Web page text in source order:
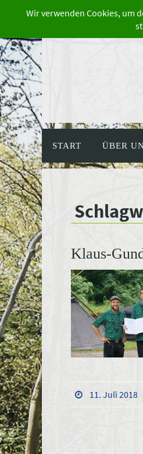
Zum
Inhalt
springen
START ÜBER
Klaus-
11. Juli 2018